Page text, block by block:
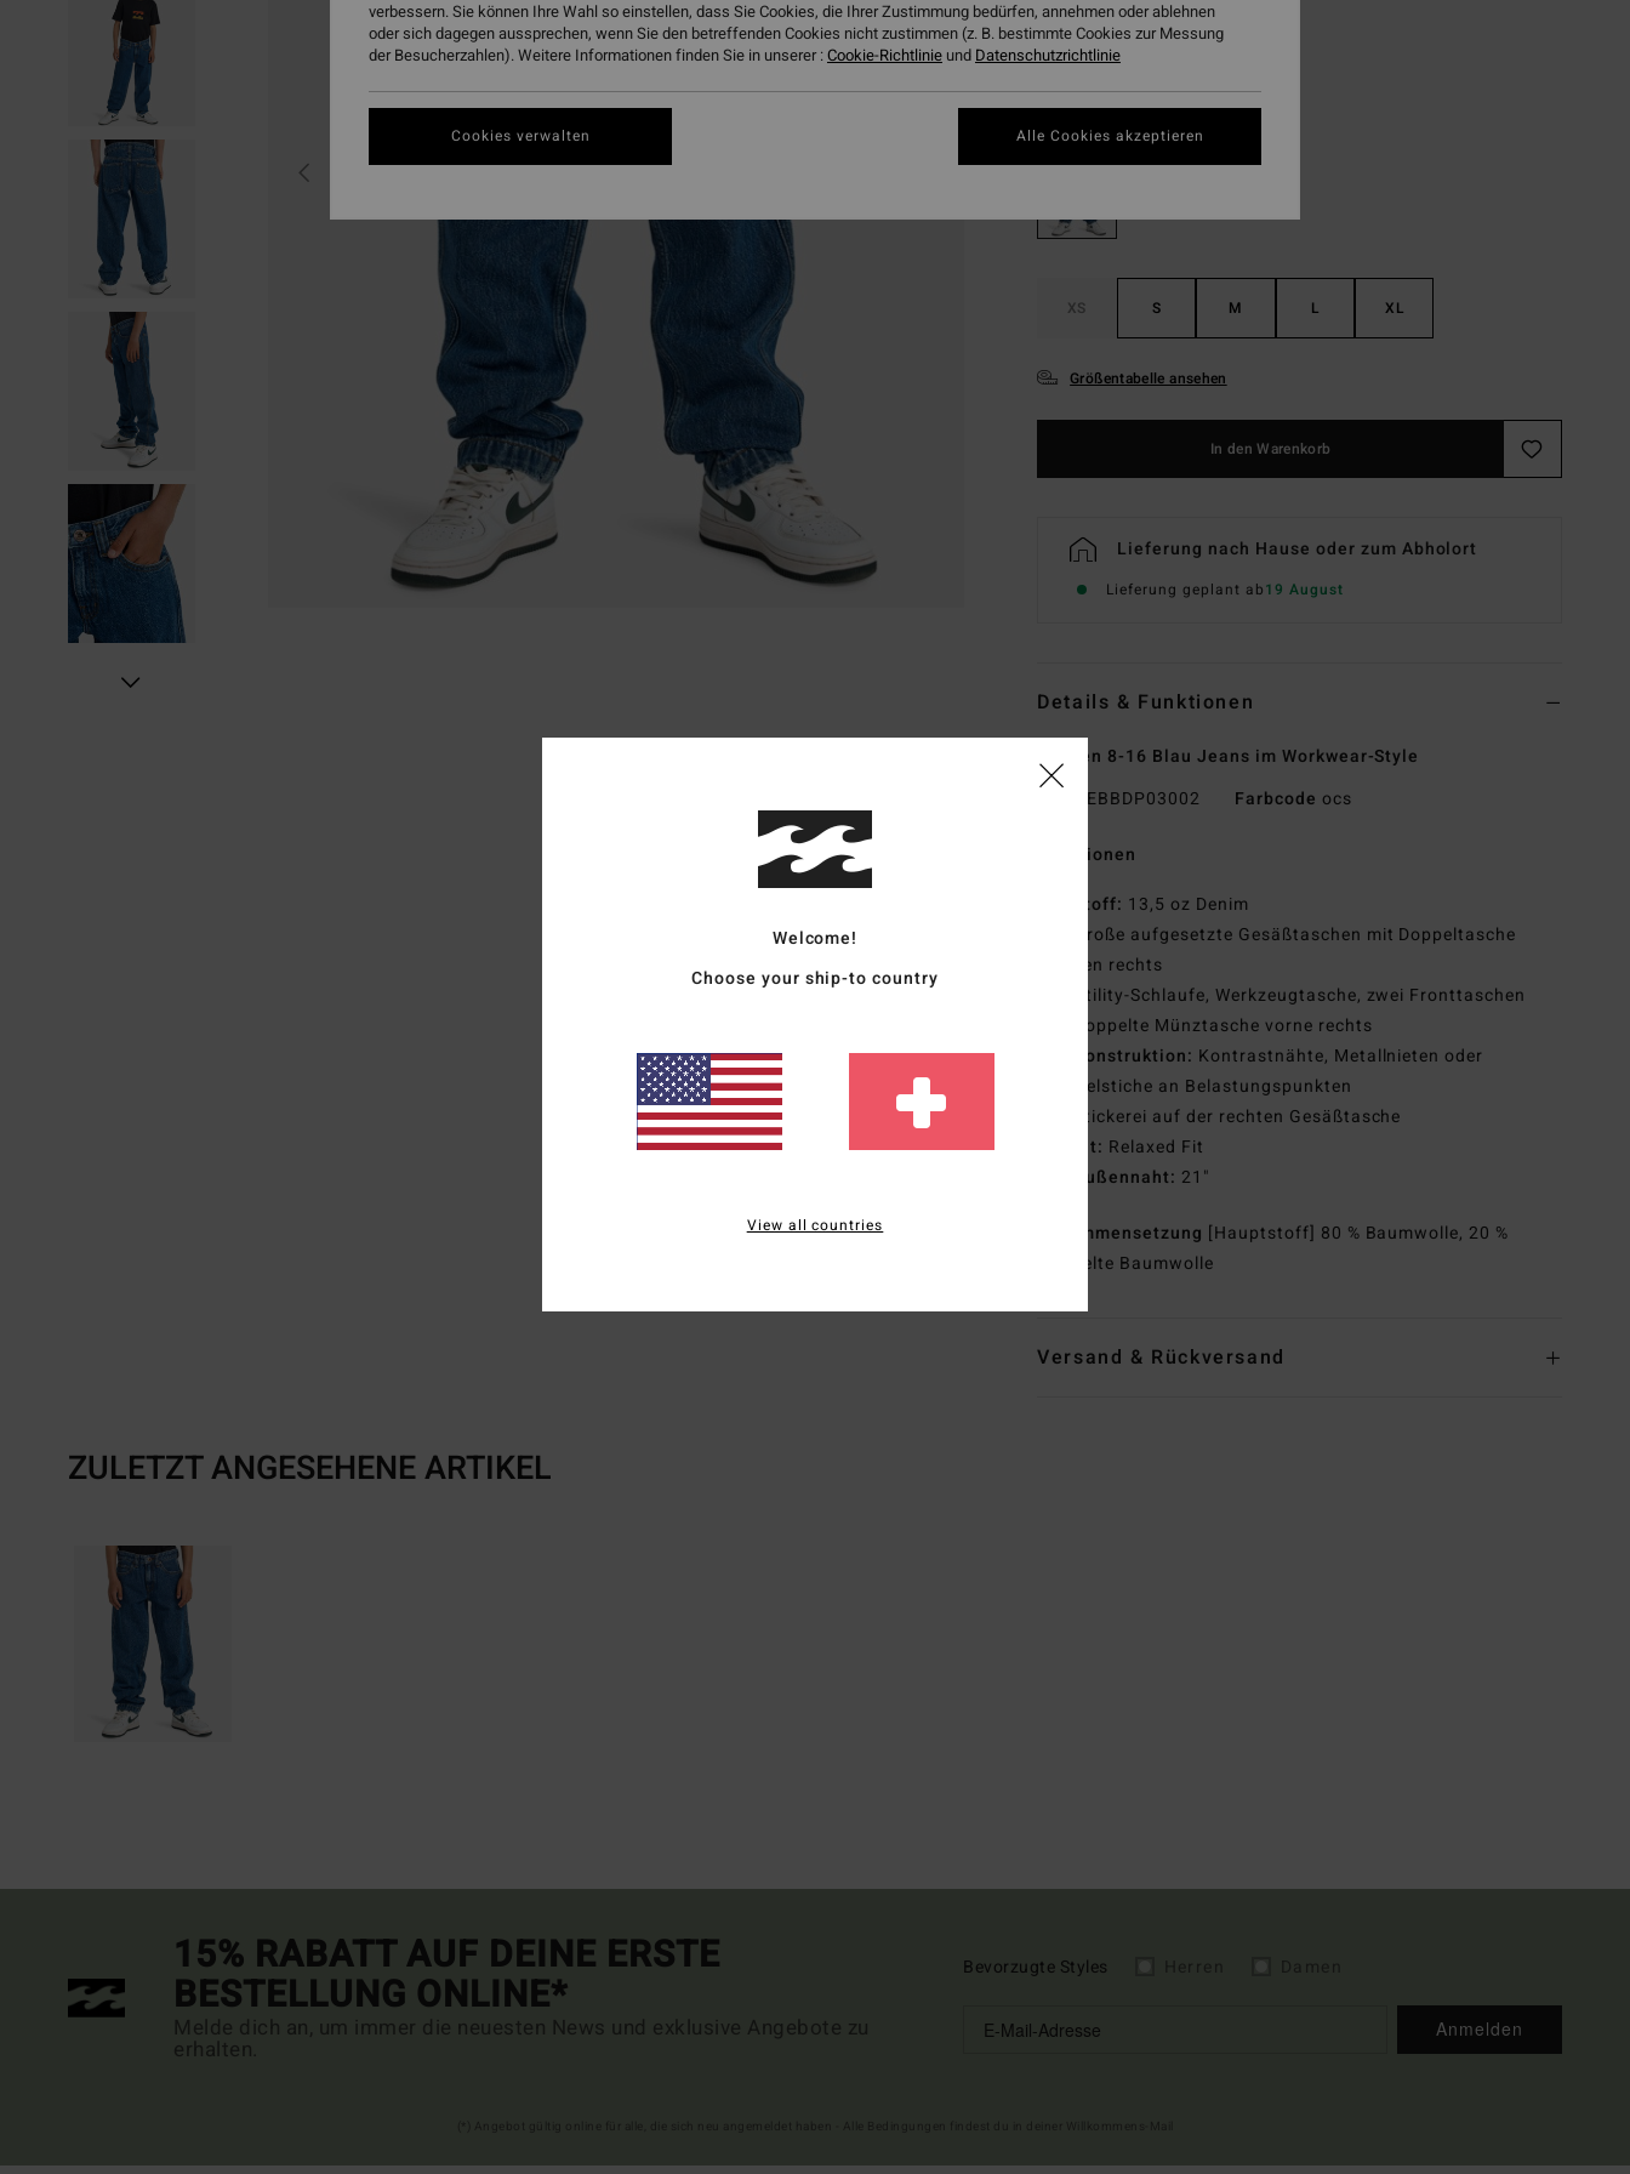
SALE
DOPPELTER RABATT EXTRA 25%
FarbeOcean Wash
XS S M L XL
Größentabelle ansehen
In den Warenkorb
Lieferung nach Hause oder zum Abholort
Lieferung geplant ab19 August
Details & Funktionen
Jungen 8-16 Blau Jeans im Workwear-Style
EBBDP03002 Farbcode ocs
Funktionen
Stoff: 13,5 oz Denim
Große aufgesetzte Gesäßtaschen mit Doppeltasche
hinten rechts
Utility-Schlaufe, Werkzeugtasche, zwei Fronttaschen
Doppelte Münztasche vorne rechts
Konstruktion: Kontrastnähte, Metallnieten oder
Riegelstiche an Belastungspunkten
Stickerei auf der rechten Gesäßtasche
Fit: Relaxed Fit
Außennaht: 21"
Zusammensetzung [Hauptstoff] 80 % Baumwolle, 20 %
recycelte Baumwolle
Versand & Rückversand
ZULETZT ANGESEHENE ARTIKEL
15% RABATT AUF DEINE ERSTE
BESTELLUNG ONLINE*
Melde dich an, um immer die neuesten News und exklusive Angebote zu
erhalten.
Bevorzugte Styles
Anmelden
Welcome!
Choose your ship-to country
View all countries
verbessern. Sie können Ihre Wahl so einstellen, dass Sie Cookies, die Ihrer Zustimmung bedürfen, annehmen oder ablehnen
oder sich dagegen aussprechen, wenn Sie den betreffenden Cookies nicht zustimmen (z. B. bestimmte Cookies zur Messung
der Besucherzahlen). Weitere Informationen finden Sie in unserer :Cookie-Richtlinie und Datenschutzrichtlinie
Cookies verwalten Alle Cookies akzeptieren